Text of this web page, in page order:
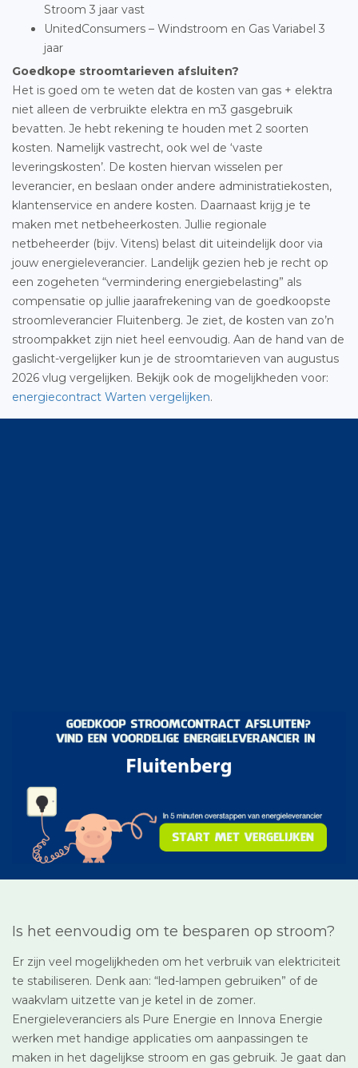
Stroom 3 jaar vast
UnitedConsumers – Windstroom en Gas Variabel 3
jaar
Goedkope stroomtarieven afsluiten?
Het is goed om te weten dat de kosten van gas + elektra
niet alleen de verbruikte elektra en m3 gasgebruik
bevatten. Je hebt rekening te houden met 2 soorten
kosten. Namelijk vastrecht, ook wel de ‘vaste
leveringskosten’. De kosten hiervan wisselen per
leverancier, en beslaan onder andere administratiekosten,
klantenservice en andere kosten. Daarnaast krijg je te
maken met netbeheerkosten. Jullie regionale
netbeheerder (bijv. Vitens) belast dit uiteindelijk door via
jouw energieleverancier. Landelijk gezien heb je recht op
een zogeheten “vermindering energiebelasting” als
compensatie op jullie jaarafrekening van de goedkoopste
stroomleverancier Fluitenberg. Je ziet, de kosten van zo’n
stroompakket zijn niet heel eenvoudig. Aan de hand van de
gaslicht-vergelijker kun je de stroomtarieven van augustus
2026 vlug vergelijken. Bekijk ook de mogelijkheden voor:
energiecontract Warten vergelijken.
Is het eenvoudig om te besparen op stroom?
Er zijn veel mogelijkheden om het verbruik van elektriciteit
te stabiliseren. Denk aan: “led-lampen gebruiken” of de
waakvlam uitzette van je ketel in de zomer.
Energieleveranciers als Pure Energie en Innova Energie
werken met handige applicaties om aanpassingen te
maken in het dagelijkse stroom en gas gebruik. Je gaat dan